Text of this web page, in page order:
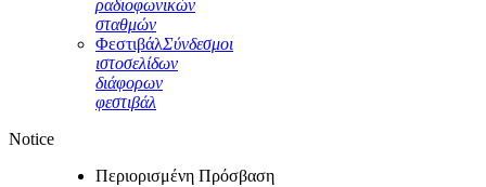
ραδιοφωνικών
σταθμών
ΦεστιβάλΣύνδεσμοι
ιστοσελίδων
διάφορων
φεστιβάλ
Notice
Περιορισμένη Πρόσβαση